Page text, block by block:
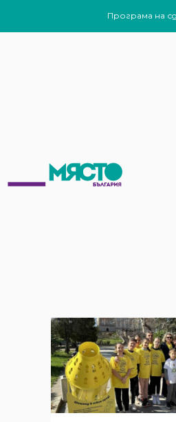
Програма на